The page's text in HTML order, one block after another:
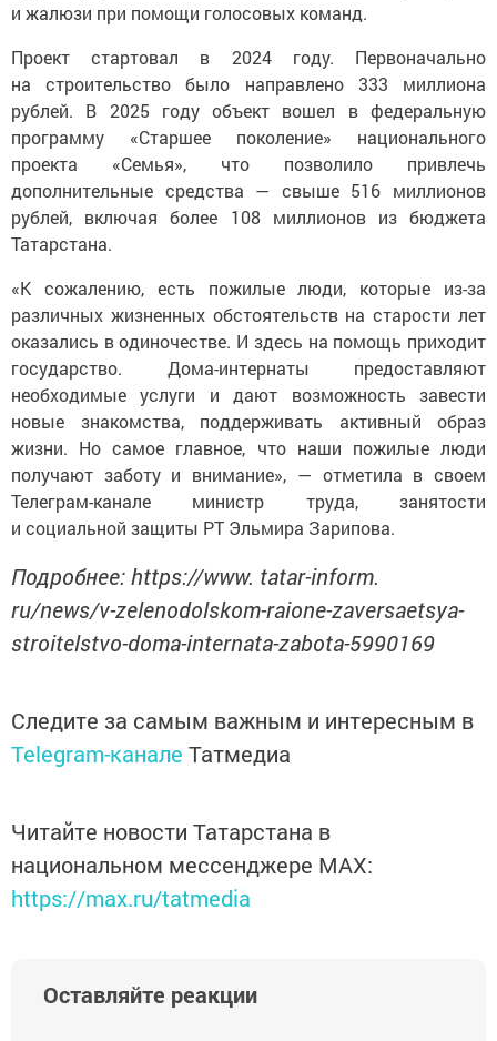
и жалюзи при помощи голосовых команд.
Проект стартовал в 2024 году. Первоначально
на строительство было направлено 333 миллиона
рублей. В 2025 году объект вошел в федеральную
программу «Старшее поколение» национального
проекта «Семья», что позволило привлечь
дополнительные средства — свыше 516 миллионов
рублей, включая более 108 миллионов из бюджета
Татарстана.
«К сожалению, есть пожилые люди, которые из-за
различных жизненных обстоятельств на старости лет
оказались в одиночестве. И здесь на помощь приходит
государство. Дома-интернаты предоставляют
необходимые услуги и дают возможность завести
новые знакомства, поддерживать активный образ
жизни. Но самое главное, что наши пожилые люди
получают заботу и внимание», — отметила в своем
Телеграм-канале министр труда, занятости
и социальной защиты РТ Эльмира Зарипова.
Подробнее: https://www. tatar-inform.
ru/news/v-zelenodolskom-raione-zaversaetsya-
stroitelstvo-doma-internata-zabota-5990169
Следите за самым важным и интересным в
Telegram-канале Татмедиа
Читайте новости Татарстана в
национальном мессенджере MАХ:
https://max.ru/tatmedia
Оставляйте реакции